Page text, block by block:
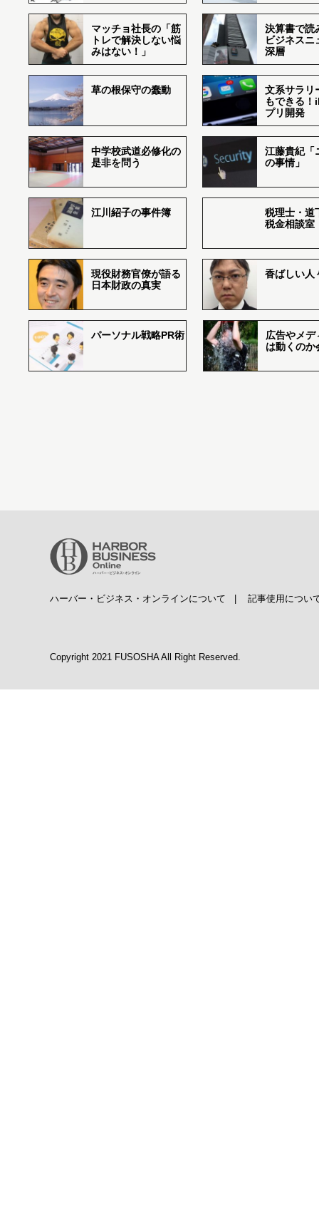
マッチョ社長の「筋
トレで解決しない悩
みはない！」
決算書で読
ビジネスニ
深層
草の根保守の蠢動
文系サラリ
もできる
プリ開発
中学校武道必修化の
是非を問う
江藤貴紀「
の事情」
江川紹子の事件簿
税理士・道
税金相談室
現役財務官僚が語る
日本財政の真実
香ばしい
パーソナル戦略PR術
広告やメデ
は動くのか
ハーバー・ビジネス・オンラインについて 記事使用につい
Copyright 2021 FUSOSHA All Right Reserved.